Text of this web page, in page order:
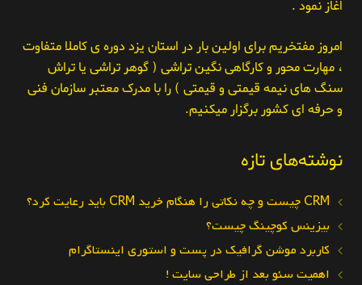
اغاز نمود .
امروز مفتخریم برای اولین بار در استان یزد دوره ی کاملا متفاوت
، مهارت محور و کارگاهی نگین تراشی ( گوهر تراشی یا تراش
سنگ های نیمه قیمتی و قیمتی ) را با مدرک معتبر سازمان فنی
و حرفه ای کشور برگزار میکنیم.
نوشته‌های تازه
CRM چیست و چه نکاتی را هنگام خرید CRM باید رعایت کرد؟
بیزینس کوچینگ چیست؟
کاربرد موشن گرافیک در پست و استوری اینستاگرام
اهمیت سئو بعد از طراحی سایت !